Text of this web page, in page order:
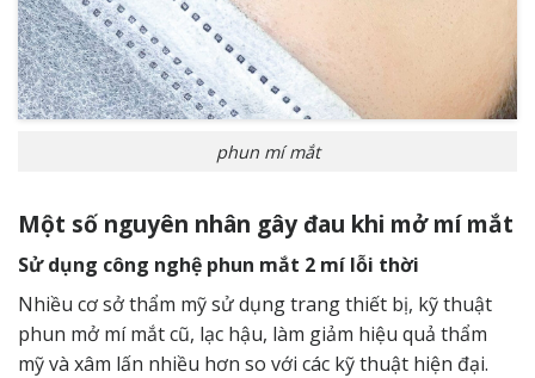
phun mí mắt
Một số nguyên nhân gây đau khi mở mí mắt
Sử dụng công nghệ phun mắt 2 mí lỗi thời
Nhiều cơ sở thẩm mỹ sử dụng trang thiết bị, kỹ thuật
phun mở mí mắt cũ, lạc hậu, làm giảm hiệu quả thẩm
mỹ và xâm lấn nhiều hơn so với các kỹ thuật hiện đại.